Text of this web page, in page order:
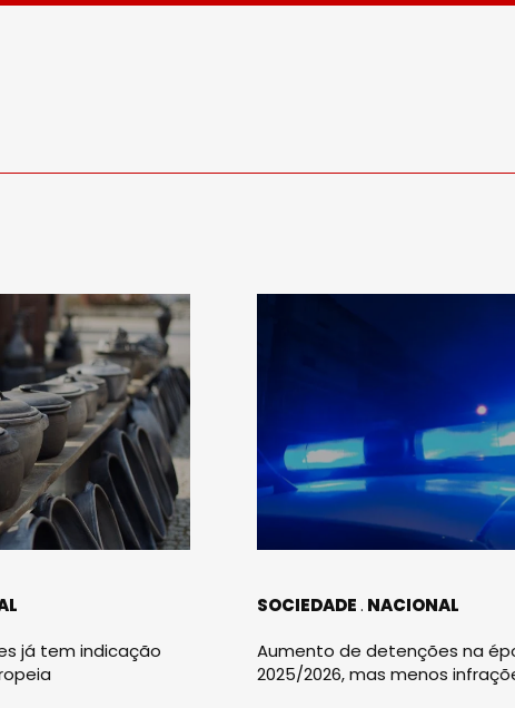
já tem indicação
SOCIEDADE NACIONAL
Aumento de detenções na
2025/2026, mas menos